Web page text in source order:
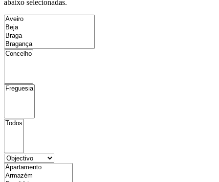
abaixo selecionadas.